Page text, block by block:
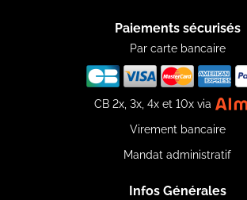
Paiements sécurisés
Par carte bancaire
CB 2x, 3x, 4x et 10x via
Virement bancaire
Mandat administratif
Infos Générales